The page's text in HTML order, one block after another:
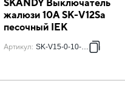
SKANDY Выключатель
жалюзи 10А SK-V12Sa
песочный IEK
Артикул: SK-V15-0-10-K98